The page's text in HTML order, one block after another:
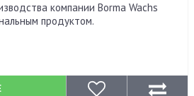
компании Borma Wachs
продуктом.